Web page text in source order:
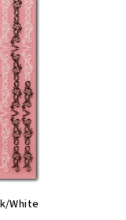
White